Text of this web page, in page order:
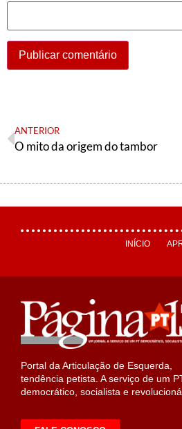
ANTERIOR
O mito da origem do tambor
INÍCIO
Portal da Articulação de Esquerda,
tendência petista. A serviço de um
democrático, socialista e